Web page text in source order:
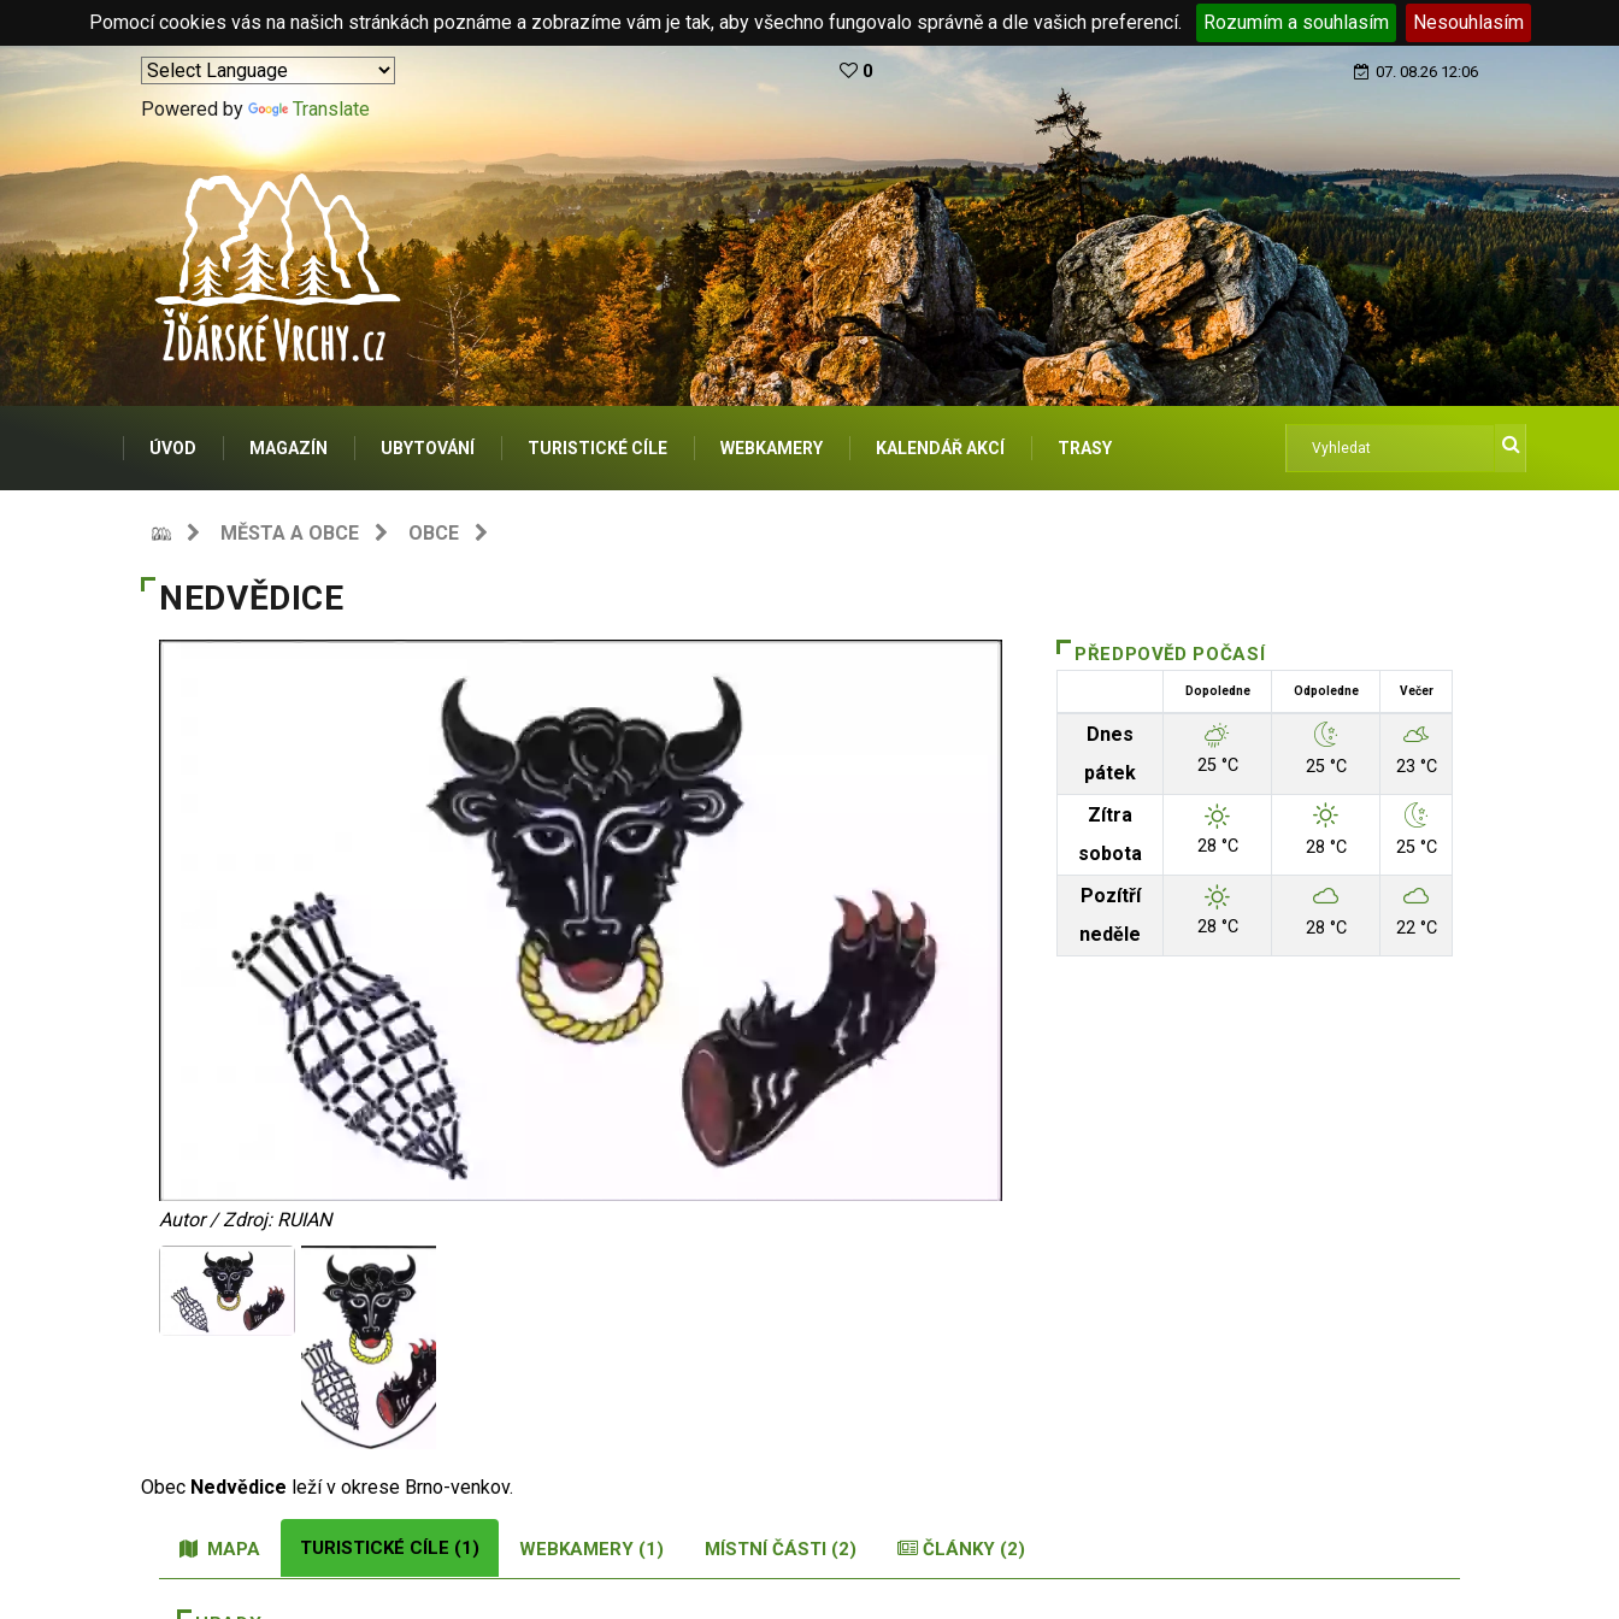
Pomocí cookies vás na našich stránkách poznáme a zobrazíme vám je tak, aby všechno fungovalo správně a dle vašich preferencí. Rozumím a souhlasím Nesouhlasím
Powered by Translate
0 07. 08.26 12:06
ÚVOD MAGAZÍN UBYTOVÁNÍ TURISTICKÉ CÍLE WEBKAMERY KALENDÁŘ AKCÍ TRASY
MĚSTA A OBCE OBCE
NEDVĚDICE
Autor / Zdroj: RUIAN
PŘEDPOVĚD POČASÍ
Dopoledne Odpoledne Večer
Dnes
pátek
25 °C 25 °C 23 °C
Zítra
sobota
28 °C 28 °C 25 °C
Pozítří
neděle
28 °C 28 °C 22 °C
Obec Nedvědice leží v okrese Brno-venkov.
MAPA TURISTICKÉ CÍLE (1) WEBKAMERY (1) MÍSTNÍ ČÁSTI (2) ČLÁNKY (2)